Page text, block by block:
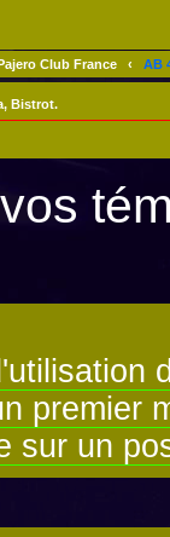
Club France ‹ AB
Bistrot.
premier
sur un